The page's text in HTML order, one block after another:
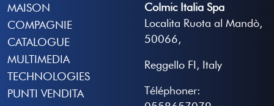
MAISON
COMPAGNIE
CATALOGUE
MULTIMEDIA
TECHNOLOGIES
PUNTI VENDITA
Colmic Italia Spa
Localita Ruota al Mandò,
50066,
Reggello FI, Italy
Téléphoner: